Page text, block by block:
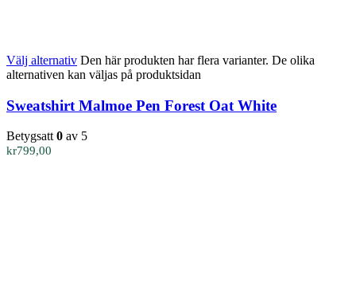
Välj alternativ Den här produkten har flera varianter. De olika
alternativen kan väljas på produktsidan
Sweatshirt Malmoe Pen Forest Oat White
Betygsatt0 av 5
kr799,00